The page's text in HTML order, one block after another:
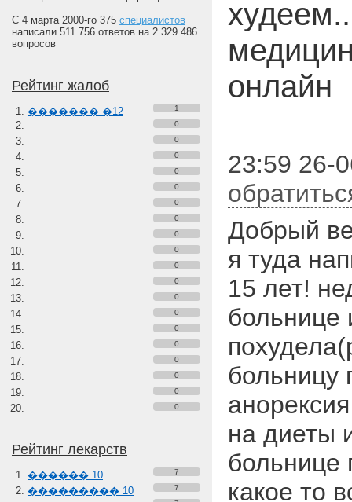
С 4 марта 2000-го 375 специалистов
написали 511 756 ответов на 2 329 486
вопросов
Рейтинг жалоб
������� �12
1
0
0
0
0
0
0
0
0
0
0
0
0
0
0
0
0
0
0
0
Рейтинг лекарств
������ 10 7
��������� 10 7
онлайн
23:59 26-
Добрый
я туда
15 лет!
больнице
больницу
на диеты
больнице
какое то